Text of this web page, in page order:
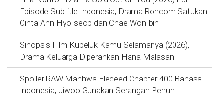
Episode Subtitle Indonesia, Drama Roncom Satukan
Cinta Ahn Hyo-seop dan Chae Won-bin
Sinopsis Film Kupeluk Kamu Selamanya (2026),
Drama Keluarga Diperankan Hana Malasan!
Spoiler RAW Manhwa Eleceed Chapter 400 Bahasa
Indonesia, Jiwoo Gunakan Serangan Penuh!